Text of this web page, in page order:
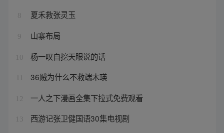
8 夏禾救张灵玉
9 山寨布局
10 杨一叹自挖天眼说的话
36贼为什么不救端木瑛
12 一人之下漫画全集下拉式免费观看
13 西游记张卫健国语30集电视剧